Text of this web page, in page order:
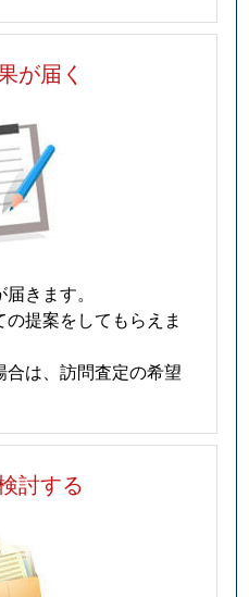
が届く
きます。
提案をしてもらえま
は、訪問査定の希望
討する